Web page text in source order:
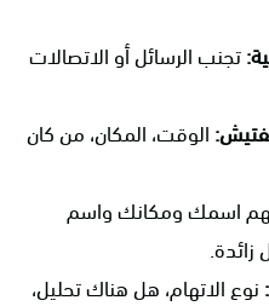
تجنب الرسائل أو الاتصالات
الوقت، المكان، من كان
اسمك ومكانك واسم
نوع الاتهام، هل هناك تحليل،